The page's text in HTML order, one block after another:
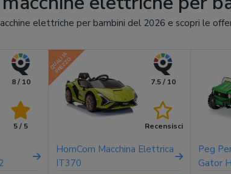
elettriche per bambini del 2026 e scopri le
8 / 10
5 / 5
QUALITÀ
PREZZO
7.5 / 10
Recensisci
HomCom Macchina Elettrica
IT370
Peg
Gator